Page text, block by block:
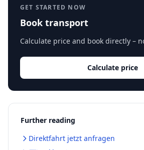
GET STARTED NOW
Book transport
Calculate price and book directly –
Calculate price
Further reading
Direktfahrt jetzt anfragen